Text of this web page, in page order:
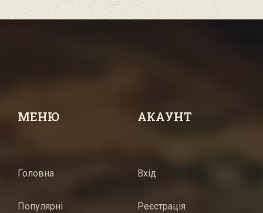
МЕНЮ
Головна
Популярні
АКАУНТ
Вхід
Реєстрація